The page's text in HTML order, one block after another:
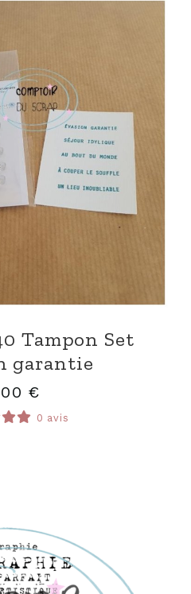
Tampon Set
garantie
€
0 avis